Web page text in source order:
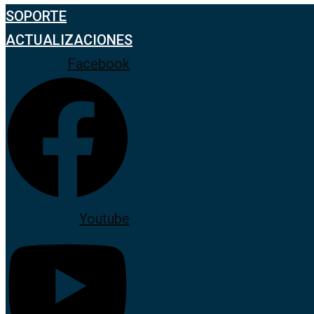
SOPORTE
ACTUALIZACIONES
Facebook
Youtube